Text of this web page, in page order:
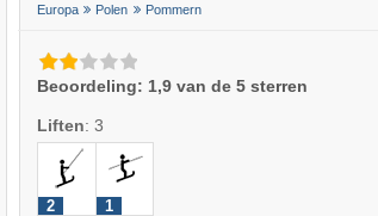
Europa Polen Pommern
Beoordeling: 1,9 van de 5 sterren
Liften: 3
2 1